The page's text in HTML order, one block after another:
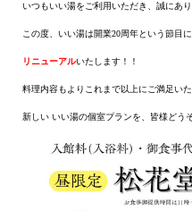
いつもいい湯をご利用いただき、誠にあり
この度、いい湯は開業20周年という節目に
リニューアルいたします！！
料理内容もよりこれまで以上にご満足い
新しい いい湯の個室プランを、皆様どう